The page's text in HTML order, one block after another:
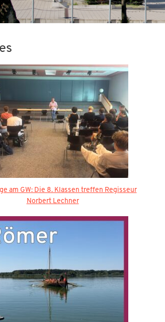
am GW: Die 8. Klassen treffen Regisseur
Norbert Lechner